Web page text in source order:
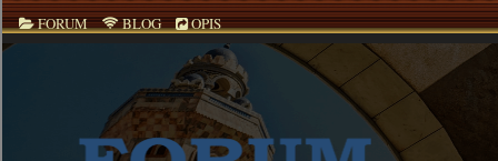
FORUM BLOG OPIS